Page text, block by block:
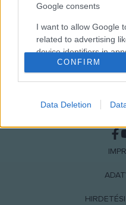
Google consents
I want to allow Google
related to advertising
device identifiers in
I want to allow my user
personalized
I want to allow Google
device identifiers in
I want to allow Google
CONFIRM
Data Deletion